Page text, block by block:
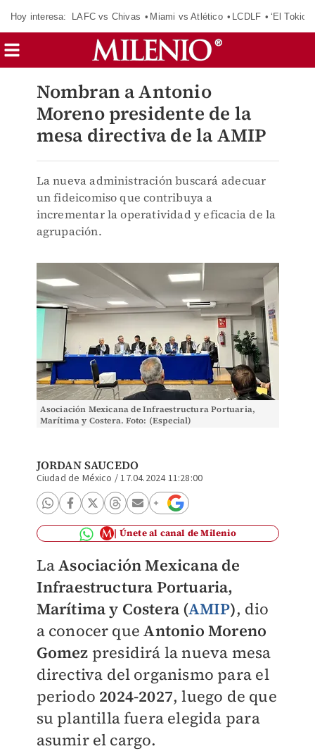
Hoy interesa: LAFC vs Chivas Miami vs Atlético LCDLF ‘El Tokio’
Nombran a Antonio
Moreno presidente de la
mesa directiva de la AMIP
La nueva administración buscará adecuar
un fideicomiso que contribuya a
incrementar la operatividad y eficacia de la
agrupación.
Asociación Mexicana de Infraestructura Portuaria,
Marítima y Costera. Foto: (Especial)
JORDAN SAUCEDO
Ciudad de México /17.04.2024 11:28:00
Únete al canal de Milenio
LaAsociación Mexicana de
Infraestructura Portuaria,
Marítima y Costera (AMIP), dio
a conocer queAntonio Moreno
Gomez presidirá la nueva mesa
directiva del organismo para el
periodo 2024-2027, luego de que
su plantilla fuera elegida para
asumir el cargo.